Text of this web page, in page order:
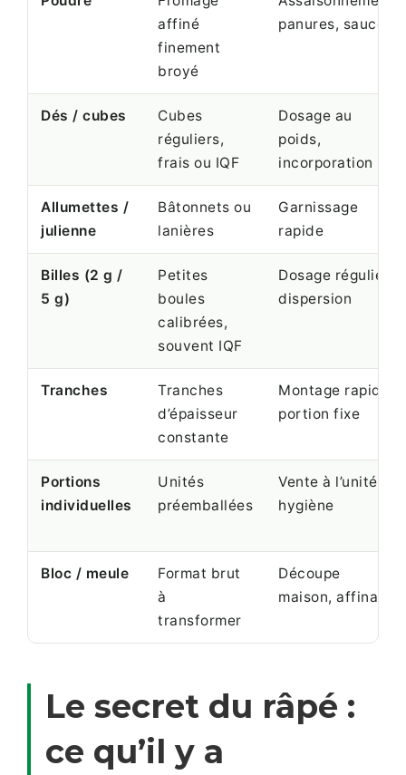
affiné
finement
broyé
panures, sauces
Dés / cubes
Cubes
réguliers,
frais ou IQF
Dosage au
poids,
incorporation
Allumettes /
julienne
Bâtonnets ou
lanières
Garnissage
rapide
Billes (2 g /
5 g)
Petites
boules
calibrées,
souvent IQF
Dosage régulier,
dispersion
Tranches
Tranches
d’épaisseur
constante
Montage rapide,
portion fixe
Portions
individuelles
Unités
préemballées
Vente à l’unité,
hygiène
Bloc / meule
Format brut
à
transformer
Découpe
maison, affinage
Le secret du râpé :
ce qu’il y a